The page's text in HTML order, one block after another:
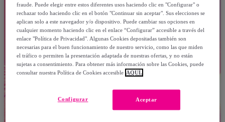
fraude. Puede elegir entre estos diferentes usos haciendo clic en "Configurar" o
rechazar todo haciendo clic en el botón "Continuar sin aceptar". Sus elecciones se
aplican solo a este navegador y/o dispositivo. Puede cambiar sus opciones en
cualquier momento haciendo clic en el enlace “Configurar” accesible a través del
enlace "Política de Privacidad". Algunas Cookies depositadas también son
necesarias para el buen funcionamiento de nuestro servicio, como las que miden
el tráfico o permiten la presentación adaptada de nuestras ofertas, y no están
sujetas a consentimiento. Para obtener más información sobre las Cookies, puede
consultar nuestra Política de Cookies accesible AQUÍ.
Aceptar
Configurar